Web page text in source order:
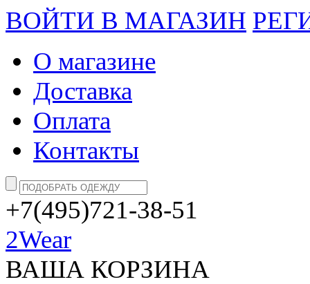
ВОЙТИ В МАГАЗИН
О магазине
Доставка
Оплата
Контакты
+7(495)721-38-51
2Wear
ВАША КОРЗИНА